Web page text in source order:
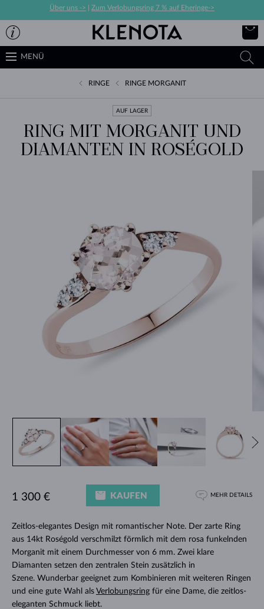
Über uns -> Zum Verlobungsring 7 % auf Eheringe->
MENÜ
RINGE RINGE MORGANIT
AUF LAGER
RING MIT MORGANIT UND
DIAMANTEN IN ROSÉGOLD
Zeitlos-elegantes Design mit romantischer Note. Der zarte Ring
aus 14kt Roségold verschmilzt förmlich mit dem rosa funkelnden
Morganit mit einem Durchmesser von 6 mm. Zwei klare
Diamanten setzen den zentralen Stein zusätzlich in
Szene. Wunderbar geeignet zum Kombinieren mit weiteren Ringen
und eine gute Wahl als Verlobungsringfür eine Dame, die zeitlos-
eleganten Schmuck liebt.
1 300 € KAUFEN MEHR DETAILS